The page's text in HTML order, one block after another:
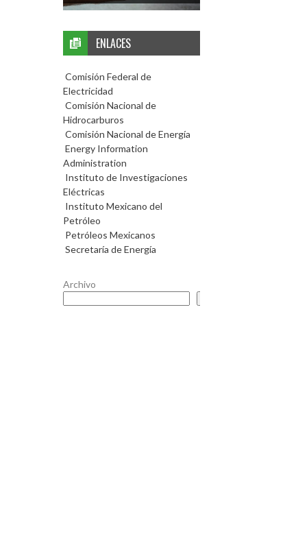
ENLACES
Comisión Federal de
Electricidad
Comisión Nacional de
Hidrocarburos
Comisión Nacional de Energía
Energy Information
Administration
Instituto de Investigaciones
Eléctricas
Instituto Mexicano del
Petróleo
Petróleos Mexicanos
Secretaría de Energía
Archivo